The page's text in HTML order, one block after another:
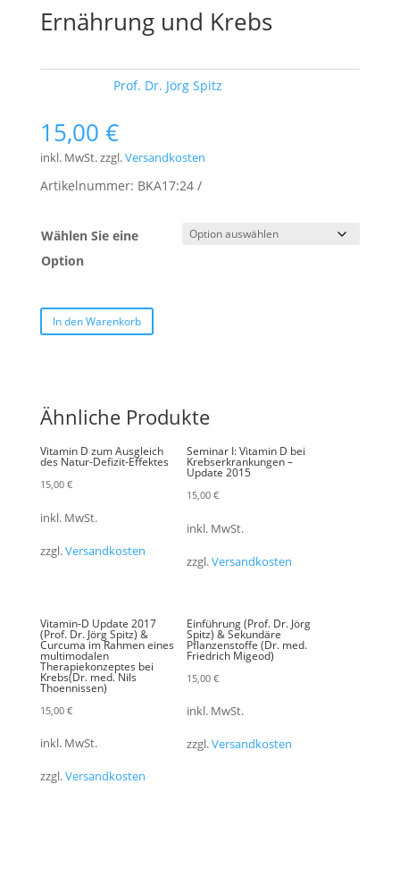
Ernährung und Krebs
Prof. Dr. Jörg Spitz
15,00 €
inkl. MwSt.zzgl.Versandkosten
Artikelnummer: BKA17:24
Wählen Sie eine
Option
In den Warenkorb
Ähnliche Produkte
Vitamin D zum Ausgleich
des Natur-Defizit-Effektes
15,00 €
inkl. MwSt.
zzgl.Versandkosten
Seminar I: Vitamin D bei
Krebserkrankungen –
Update 2015
15,00 €
inkl. MwSt.
zzgl.Versandkosten
Vitamin-D Update 2017
(Prof. Dr. Jörg Spitz) &
Curcuma im Rahmen eines
multimodalen
Therapiekonzeptes bei
Krebs(Dr. med. Nils
Thoennissen)
15,00 €
inkl. MwSt.
zzgl.Versandkosten
Einführung (Prof. Dr. Jörg
Spitz) & Sekundäre
Pflanzenstoffe (Dr. med.
Friedrich Migeod)
15,00 €
inkl. MwSt.
zzgl.Versandkosten